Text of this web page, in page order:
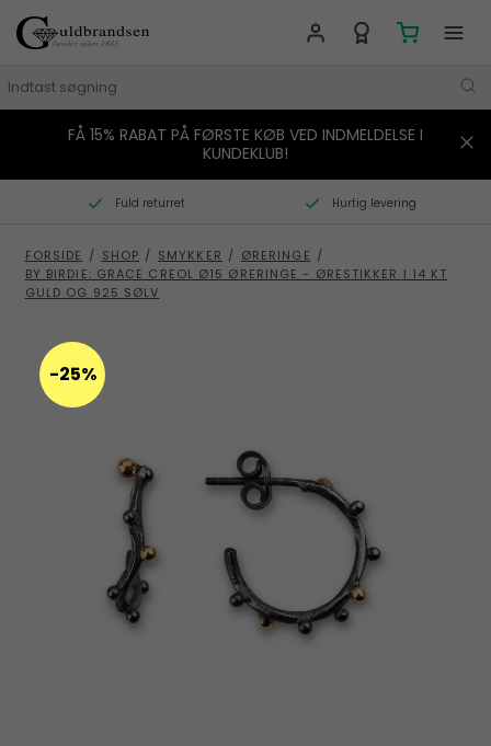
MÆRKER
SMYKKER
BOLIG
GAVER
STORIES
KONTAKT OS
FÅ 15% RABAT PÅ FØRSTE KØB VED INDMELDELSE I
KUNDEKLUB!
Fuld returret Hurtig levering
FORSIDE / SHOP / SMYKKER / ØRERINGE /
BY BIRDIE: GRACE CREOL Ø15 ØRERINGE - ØRESTIKKER I 14 KT
GULD OG 925 SØLV
-25%